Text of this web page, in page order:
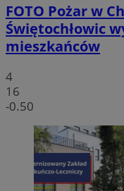
FOTO Pożar w
Świętochłowic
mieszkańców
4
16
-0.50